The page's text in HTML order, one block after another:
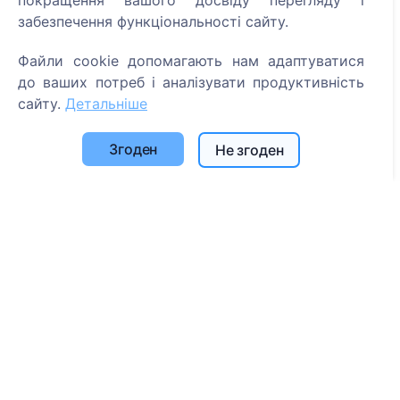
Пошук померлих
Послуги
Контакти
UAB "Kapinių valdymo sprendimai", 304241197
забезпечення функціональності сайту.
Файли cookie допомагають нам адаптуватися
до ваших потреб і аналізувати продуктивність
сайту. Детальніше
Згоден Не згоден